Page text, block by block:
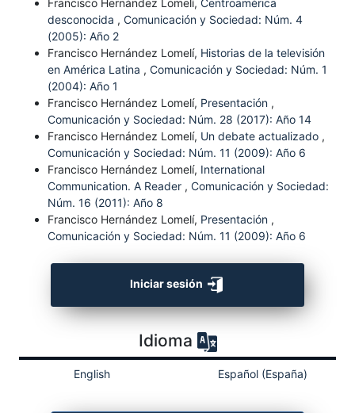
Francisco Hernández Lomelí, Centroamérica
desconocida , Comunicación y Sociedad: Núm. 4
(2005): Año 2
Francisco Hernández Lomelí, Historias de la televisión
en América Latina , Comunicación y Sociedad: Núm. 1
(2004): Año 1
Francisco Hernández Lomelí, Presentación ,
Comunicación y Sociedad: Núm. 28 (2017): Año 14
Francisco Hernández Lomelí, Un debate actualizado ,
Comunicación y Sociedad: Núm. 11 (2009): Año 6
Francisco Hernández Lomelí, International
Communication. A Reader , Comunicación y Sociedad:
Núm. 16 (2011): Año 8
Francisco Hernández Lomelí, Presentación ,
Comunicación y Sociedad: Núm. 11 (2009): Año 6
Iniciar sesión
Idioma
English Español (España)